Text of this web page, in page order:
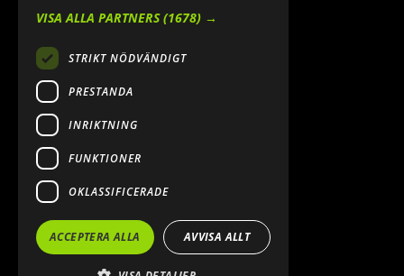
VISA ALLA PARTNERS(1678) →
STRIKT NÖDVÄNDIGT
PRESTANDA
INRIKTNING
FUNKTIONER
OKLASSIFICERADE
ACCEPTERA ALLA AVVISA ALLT